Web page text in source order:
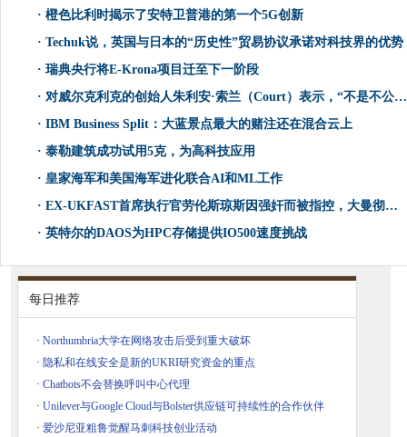
· 橙色比利时揭示了安特卫普港的第一个5G创新
· Techuk说，英国与日本的“历史性”贸易协议承诺对科技界的优势
· 瑞典央行将E-Krona项目迁至下一阶段
· 对威尔克利克的创始人朱利安·索兰（Court）表示，“不是不公正”
· IBM Business Split：大蓝景点最大的赌注还在混合云上
· 泰勒建筑成功试用5克，为高科技应用
· 皇家海军和美国海军进化联合AI和ML工作
· EX-UKFAST首席执行官劳伦斯琼斯因强奸而被指控，大曼彻斯特警方确认
· 英特尔的DAOS为HPC存储提供IO500速度挑战
每日推荐
· Northumbria大学在网络攻击后受到重大破坏
· 隐私和在线安全是新的UKRI研究资金的重点
· Chatbots不会替换呼叫中心代理
· Unilever与Google Cloud与Bolster供应链可持续性的合作伙伴
· 爱沙尼亚粗鲁觉醒马刺科技创业活动